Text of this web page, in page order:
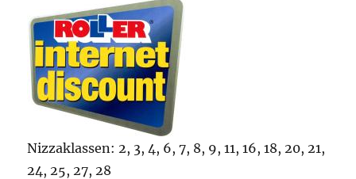
Nizzaklassen: 2, 3, 4, 6, 7, 8, 9, 11, 16, 18, 20, 21,
24, 25, 27, 28